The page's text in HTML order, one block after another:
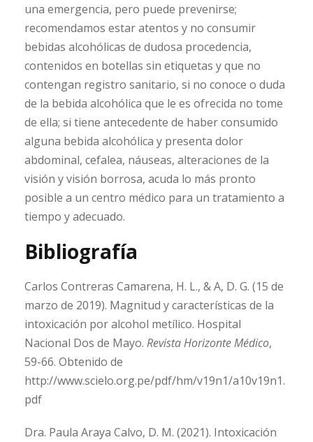
una emergencia, pero puede prevenirse;
recomendamos estar atentos y no consumir
bebidas alcohólicas de dudosa procedencia,
contenidos en botellas sin etiquetas y que no
contengan registro sanitario, si no conoce o duda
de la bebida alcohólica que le es ofrecida no tome
de ella; si tiene antecedente de haber consumido
alguna bebida alcohólica y presenta dolor
abdominal, cefalea, náuseas, alteraciones de la
visión y visión borrosa, acuda lo más pronto
posible a un centro médico para un tratamiento a
tiempo y adecuado.
Bibliografía
Carlos Contreras Camarena, H. L., & A, D. G. (15 de
marzo de 2019). Magnitud y características de la
intoxicación por alcohol metílico. Hospital
Nacional Dos de Mayo. Revista Horizonte Médico,
59-66. Obtenido de
http://www.scielo.org.pe/pdf/hm/v19n1/a10v19n1.
pdf
Dra. Paula Araya Calvo, D. M. (2021). Intoxicación